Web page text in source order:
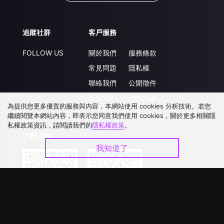
追蹤社群
FOLLOW US
客戶服務
關於我們
常見問題
聯絡我們
服務條款
隱私權
公開徵件
為提供您更多優質的服務與內容，本網站使用 cookies 分析技術。若您
繼續閱覽本網站內容，即表示您同意我們使用 cookies，關於更多相關隱
私權政策資訊，請閱讀我們的隱私權政策。
我知道了